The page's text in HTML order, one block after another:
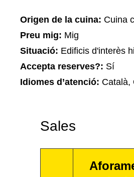
Origen de la cuina: Cuina
Preu mig: Mig
Situació: Edificis d'interès
Accepta reserves?: Sí
Idiomes d’atenció: Català,
Sales